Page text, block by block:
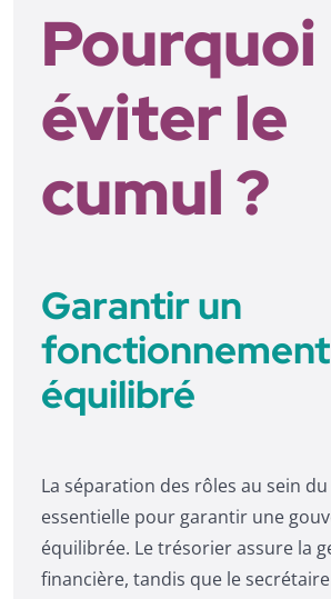
Pourquoi
éviter le
cumul ?
Garantir un
fonctionnement
équilibré
La séparation des rôles au sein du
essentielle pour garantir une
équilibrée. Le trésorier assure la
financière, tandis que le